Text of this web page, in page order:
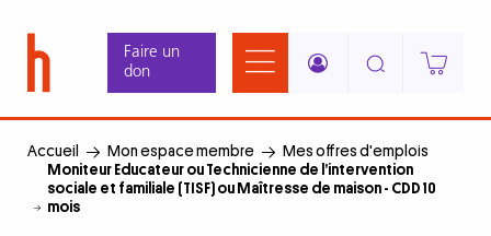
contenu
principal
Faire un
don
Accueil Mon espace membre
Mes offres d'emplois
Moniteur Educateur ou Technicienne de l’intervention
sociale et familiale (TISF) ou Maîtresse de maison - CDD 10
mois